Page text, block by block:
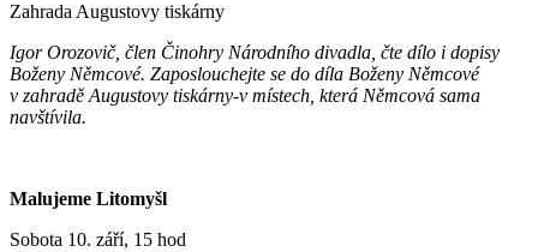
Zahrada Augustovy tiskárny
Igor Orozovič, člen Činohry Národního divadla, čte dílo i dopisy
Boženy Němcové. Zaposlouchejte se do díla Boženy Němcové
v zahradě Augustovy tiskárny-v místech, která Němcová sama
navštívila.
Malujeme Litomyšl
Sobota 10. září, 15 hod